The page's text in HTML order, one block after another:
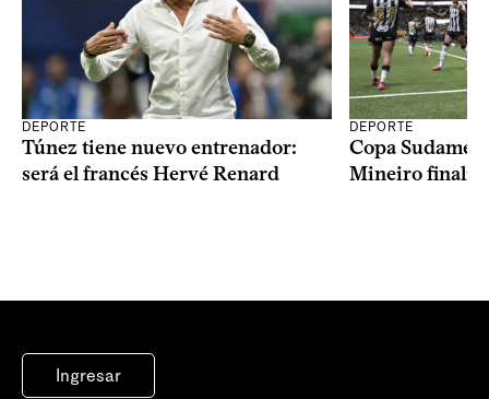
DEPORTE
Túnez tiene nuevo entrenador:
será el francés Hervé Renard
DEPORTE
Copa
Mineiro
Ingresar